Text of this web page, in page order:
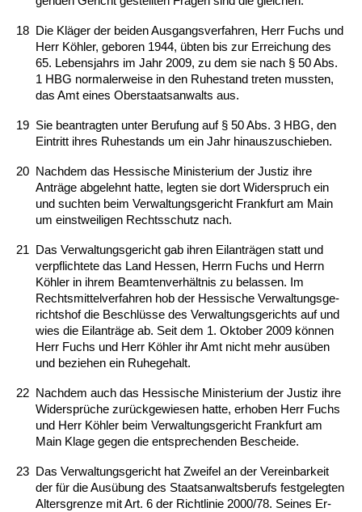
18 Die Kläger der bei­den Aus­gangs­ver­fah­ren, Herr Fuchs und
Herr Köhler, ge­bo­ren 1944, übten bis zur Er­rei­chung des
65. Le­bens­jahrs im Jahr 2009, zu dem sie nach § 50 Abs.
1 HBG nor­ma­ler­wei­se in den Ru­he­stand tre­ten muss­ten,
das Amt ei­nes Ober­staats­an­walts aus.
19 Sie be­an­trag­ten un­ter Be­ru­fung auf § 50 Abs. 3 HBG, den
Ein­tritt ih­res Ru­he­stands um ein Jahr hin­aus­zu­schie­ben.
20 Nach­dem das Hes­si­sche Mi­nis­te­ri­um der Jus­tiz ih­re
Anträge ab­ge­lehnt hat­te, leg­ten sie dort Wi­der­spruch ein
und such­ten beim Ver­wal­tungs­ge­richt Frank­furt am Main
um einst­wei­li­gen Rechts­schutz nach.
21 Das Ver­wal­tungs­ge­richt gab ih­ren Eil­anträgen statt und
ver­pflich­te­te das Land Hes­sen, Herrn Fuchs und Herrn
Köhler in ih­rem Be­am­ten­verhält­nis zu be­las­sen. Im
Rechts­mit­tel­ver­fah­ren hob der Hes­si­sche Ver­wal­tungs­ge­
richts­hof die Be­schlüsse des Ver­wal­tungs­ge­richts auf und
wies die Eil­anträge ab. Seit dem 1. Ok­to­ber 2009 können
Herr Fuchs und Herr Köhler ihr Amt nicht mehr ausüben
und be­zie­hen ein Ru­he­ge­halt.
22 Nach­dem auch das Hes­si­sche Mi­nis­te­ri­um der Jus­tiz ih­re
Wi­dersprüche zurück­ge­wie­sen hat­te, er­ho­ben Herr Fuchs
und Herr Köhler beim Ver­wal­tungs­ge­richt Frank­furt am
Main Kla­ge ge­gen die ent­spre­chen­den Be­schei­de.
23 Das Ver­wal­tungs­ge­richt hat Zwei­fel an der Ver­ein­bar­keit
der für die Ausübung des Staats­an­walts­be­rufs fest­ge­leg­ten
Al­ters­gren­ze mit Art. 6 der Richt­li­nie 2000/78. Sei­nes Er­